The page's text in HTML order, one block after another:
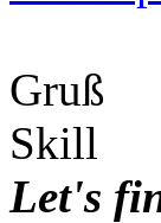
Gruß
Skill
Let's